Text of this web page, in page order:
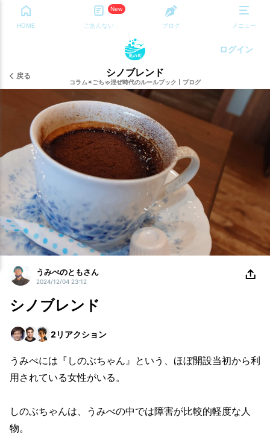
HOME
New
ごあんない ブログ メニュー
ログイン
戻る シノブレンド
コラム✴︎ごちゃ混ぜ時代のルールブック ブログ
うみべのともさん
2024/12/04 23:12
シノブレンド
2 リアクション
うみべには『しのぶちゃん』という、ほぼ開設当初から利
用されている女性がいる。
しのぶちゃんは、うみべの中では障害が比較的軽度な人
物。